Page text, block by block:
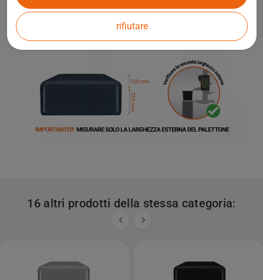
16 altri prodotti della stessa categoria:
 
rifiutare